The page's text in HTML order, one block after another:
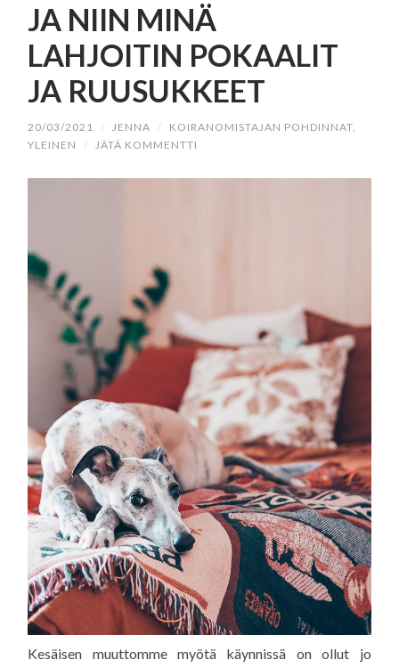
JA NIIN MINÄ
LAHJOITIN POKAALIT
JA RUUSUKKEET
20/03/2021 / JENNA / KOIRANOMISTAJAN POHDINNAT
YLEINEN
/ JÄTÄ KOMMENTTI
Kesäisen muuttomme myötä käynnissä on ollut jo